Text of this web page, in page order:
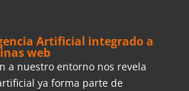
Artificial integrado a
web
a nuestro entorno nos revela
ya forma parte de